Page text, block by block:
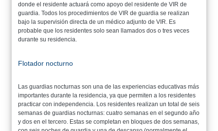
donde el residente actuará como apoyo del residente de VIR de
guardia. Todos los procedimientos de VIR de guardia se realizan
bajo la supervisión directa de un médico adjunto de VIR. Es
probable que los residentes solo sean llamados dos o tres veces
durante su residencia.
Flotador nocturno
Las guardias nocturnas son una de las experiencias educativas más
importantes durante la residencia, ya que permiten a los residentes
practicar con independencia. Los residentes realizan un total de seis
semanas de guardias nocturnas: cuatro semanas en el segundo año
y dos en el tercero. Estas se completan en bloques de dos semanas,